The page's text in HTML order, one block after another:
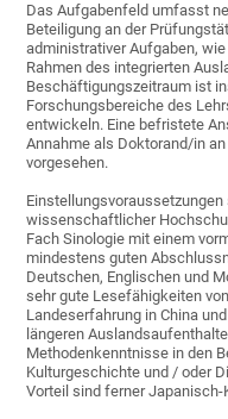
Das Aufgabenfeld umfasst
Beteiligung an der
administrativer Aufgaben,
Rahmen des integrierten
Beschäftigungszeitraum ist
Forschungsbereiche des
entwickeln. Eine befristete
Annahme als Doktorand/in
vorgesehen.
wissenschaftlicher
Fach Sinologie mit einem
mindestens guten
Deutschen, Englischen und
sehr gute Lesefähigkeiten
Landeserfahrung in China
längeren
Methodenkenntnisse in den
Kulturgeschichte und / oder
Vorteil sind ferner Japanisch-